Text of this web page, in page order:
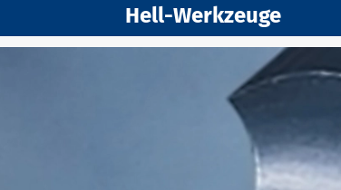
Hell-Werkzeuge